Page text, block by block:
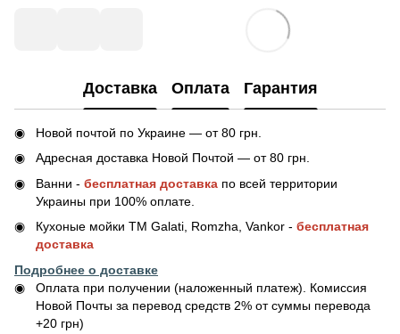
Доставка Оплата Гарантия
Новой почтой по Украине — от 80 грн.
Адресная доставка Новой Почтой — от 80 грн.
Ванни - бесплатная доставка по всей территории
Украины при 100% оплате.
Кухоные мойки ТМ Galati, Romzha, Vankor - бесплатная
доставка
Подробнее о доставке
Оплата при получении (наложенный платеж). Комиссия
Новой Почты за перевод средств 2% от суммы перевода
+20 грн)